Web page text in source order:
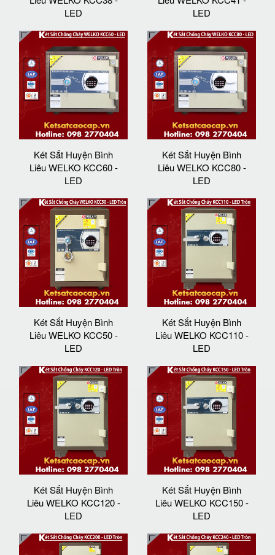
LED
LED
Két Sắt Huyện Bình
Liêu WELKO KCC60 -
LED
Két Sắt Huyện Bình
Liêu WELKO KCC80 -
LED
Két Sắt Huyện Bình
Liêu WELKO KCC50 -
LED
Két Sắt Huyện Bình
Liêu WELKO KCC110 -
LED
Két Sắt Huyện Bình
Liêu WELKO KCC120 -
LED
Két Sắt Huyện Bình
Liêu WELKO KCC150 -
LED